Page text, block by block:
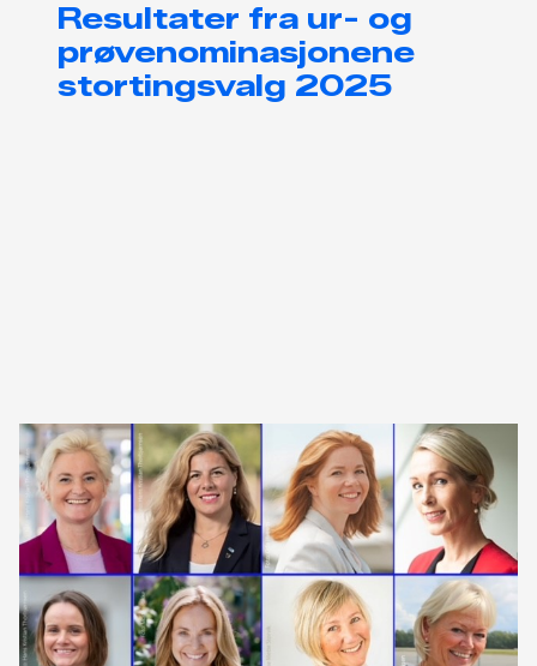
Resultater fra ur- og
prøvenominasjonene
stortingsvalg 2025